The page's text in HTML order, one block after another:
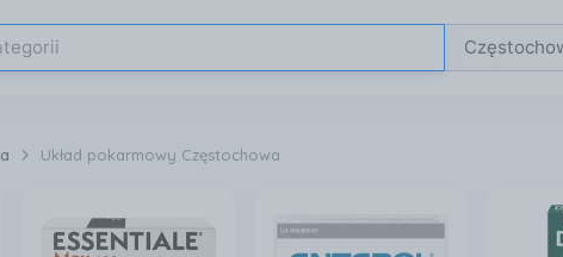
Układ pokarmowy Częstochowa